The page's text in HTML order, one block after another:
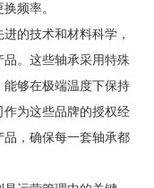
频率。
的技术和材料科学，
。这些轴承采用特殊
够在极端温度下保持
为这些品牌的授权经
，确保每一套轴承都